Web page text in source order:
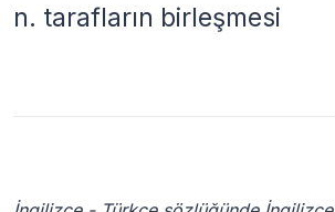
n. tarafların birleşmesi